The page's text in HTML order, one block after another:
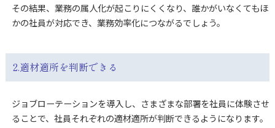
その結果、業務の属人化が起こりにくくなり、誰かがいなくてもほ
かの社員が対応でき、業務効率化につながるでしょう。
2.適材適所を判断できる
ジョブローテーションを導入し、さまざまな部署を社員に体験させ
ることで、社員それぞれの適材適所が判断できるようになります。